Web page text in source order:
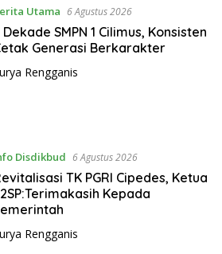
Utama 6 Agustus 2026
Dekade SMPN 1 Cilimus, Konsisten
Generasi Berkarakter
Rengganis
Disdikbud 6 Agustus 2026
TK PGRI Cipedes, Ketua
Kepada
Rengganis